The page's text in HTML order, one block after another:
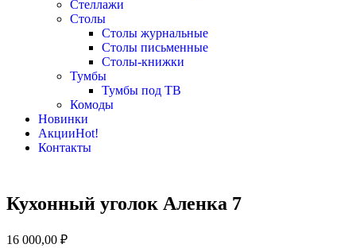
Стеллажи
Столы
Столы журнальные
Столы письменные
Столы-книжки
Тумбы
Тумбы под ТВ
Комоды
Новинки
АкцииHot!
Контакты
Кухонный уголок Аленка 7
16 000,00 ₽